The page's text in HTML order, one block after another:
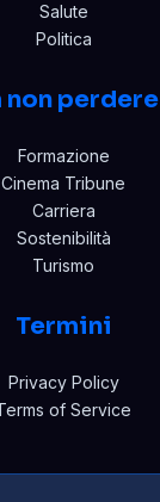
Salute
Politica
non perdere
Formazione
Cinema Tribune
Carriera
Sostenibilità
Turismo
Termini
Privacy Policy
of Service